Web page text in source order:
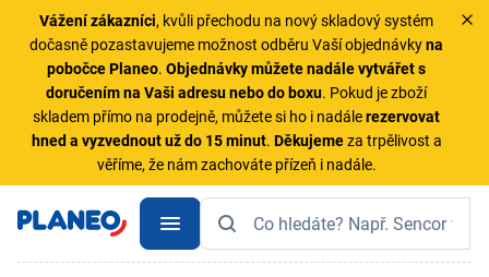
Vážení zákazníci, kvůli přechodu na nový skladový systém
dočasně pozastavujeme možnost odběru Vaší objednávkyna
pobočce Planeo.Objednávky můžete nadále vytvářet s
doručením na Vaši adresu nebo do boxu. Pokud je zboží
skladem přímo na prodejně, můžete si ho i nadálerezervovat
hned a vyzvednout už do 15 minut. Děkujemeza trpělivost a
věříme, že nám zachováte přízeň i nadále.